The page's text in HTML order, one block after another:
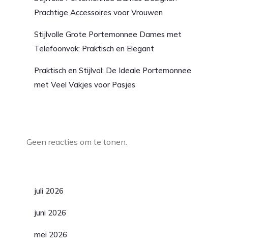
Prachtige Accessoires voor Vrouwen
Stijlvolle Grote Portemonnee Dames met
Telefoonvak: Praktisch en Elegant
Praktisch en Stijlvol: De Ideale Portemonnee
met Veel Vakjes voor Pasjes
Geen reacties om te tonen.
juli 2026
juni 2026
mei 2026